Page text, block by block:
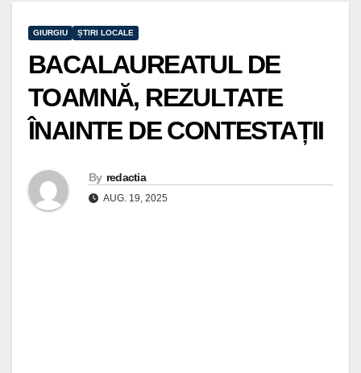
GIURGIU ȘTIRI LOCALE
BACALAUREATUL DE
TOAMNĂ, REZULTATE
ÎNAINTE DE CONTESTAȚII
By redactia
AUG. 19, 2025